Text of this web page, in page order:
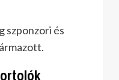
szponzori és